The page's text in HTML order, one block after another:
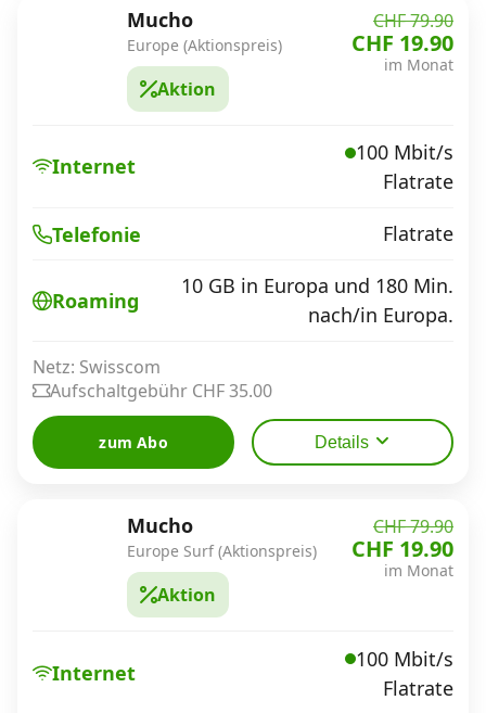
Mucho
Europe (Aktionspreis)
Aktion
CHF 79.90
CHF 19.90
im Monat
Internet
100 Mbit/s
Flatrate
Telefonie Flatrate
Roaming
10 GB in Europa und 180 Min.
nach/in Europa.
Netz: Swisscom
Aufschaltgebühr CHF 35.00
zum Abo Details
Mucho
Europe Surf (Aktionspreis)
Aktion
CHF 79.90
CHF 19.90
im Monat
Internet
100 Mbit/s
Flatrate